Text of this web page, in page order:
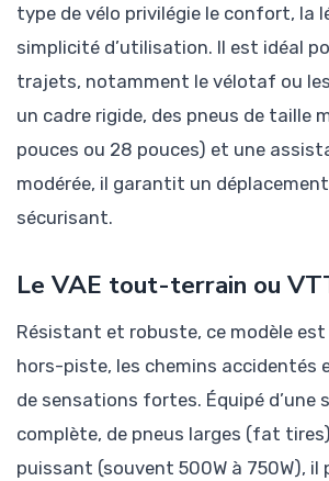
type de vélo privilégie le confort, la
simplicité d’utilisation. Il est idéal
trajets, notamment le vélotaf ou
un cadre rigide, des pneus de taille
pouces ou 28 pouces) et une
modérée, il garantit un
sécurisant.
Le VAE tout-terrain ou
Résistant et robuste, ce modèle
hors-piste, les chemins accidentés
de sensations fortes. Équipé d’une
complète, de pneus larges (fat
puissant (souvent 500W à 750W), il